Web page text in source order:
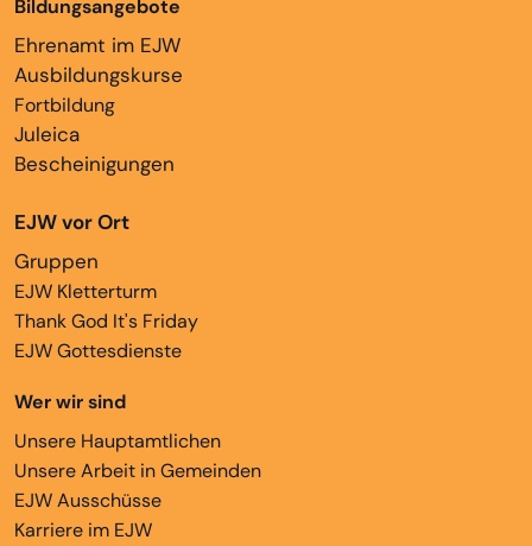
Bildungsangebote
Ehrenamt im EJW
Ausbildungskurse
Fortbildung
Juleica
Bescheinigungen
EJW vor Ort
Gruppen
EJW Kletterturm
Thank God It's Friday
EJW Gottesdienste
Wer wir sind
Unsere Hauptamtlichen
Unsere Arbeit in Gemeinden
EJW Ausschüsse
Karriere im EJW